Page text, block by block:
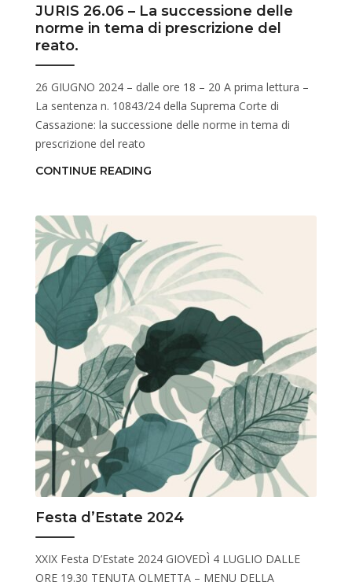
JURIS 26.06 – La successione delle
norme in tema di prescrizione del
reato.
26 GIUGNO 2024 – dalle ore 18 – 20 A prima lettura –
La sentenza n. 10843/24 della Suprema Corte di
Cassazione: la successione delle norme in tema di
prescrizione del reato
CONTINUE READING
Festa d’Estate 2024
XXIX Festa D’Estate 2024 GIOVEDÌ 4 LUGLIO DALLE
ORE 19.30 TENUTA OLMETTA – MENU DELLA